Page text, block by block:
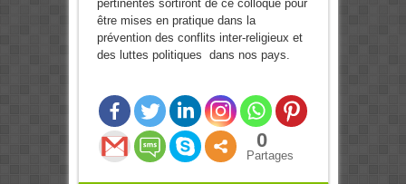
pertinentes sortiront de ce colloque pour
être mises en pratique dans la
prévention des conflits inter-religieux et
des luttes politiques dans nos pays.
0
Partages